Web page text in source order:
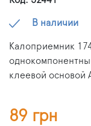
В наличии
Калоприемник
клеевой основой
89 грн